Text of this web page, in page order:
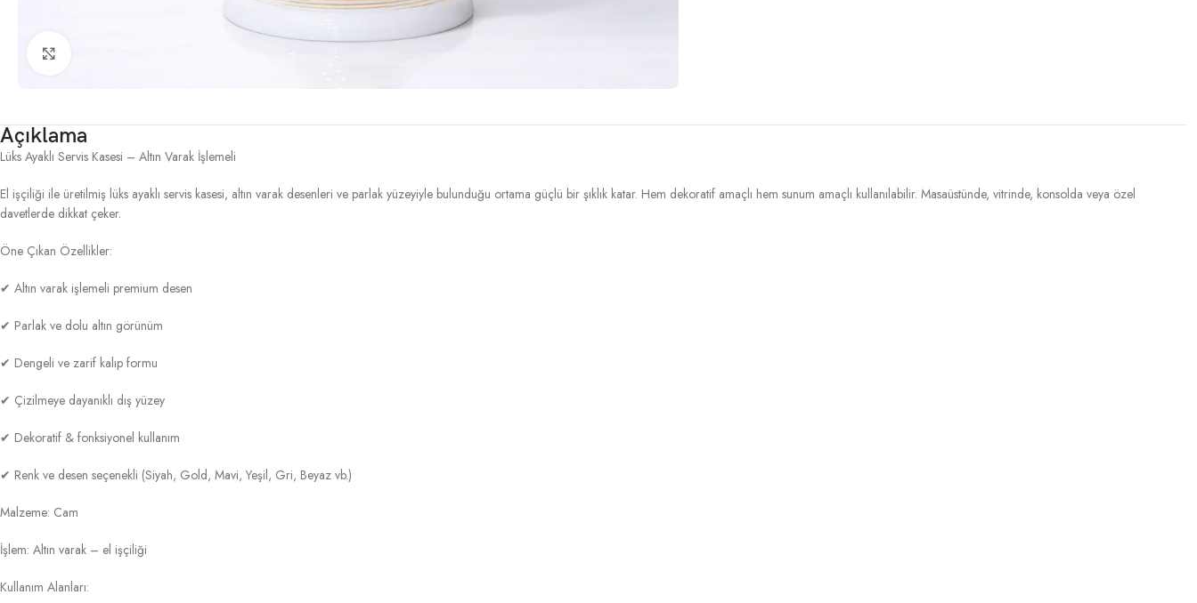
Açıklama
Lüks Ayaklı Servis Kasesi – Altın Varak İşlemeli
El işçiliği ile üretilmiş lüks ayaklı servis kasesi, altın varak desenleri ve parlak yüzeyiyle bulunduğu ortama güçlü bir şıklık katar. Hem dekoratif amaçlı hem sunum amaçlı kullanılabilir. Masaüstünde, vitrinde, konsolda veya özel
davetlerde dikkat çeker.
Öne Çıkan Özellikler:
✔ Altın varak işlemeli premium desen
✔ Parlak ve dolu altın görünüm
✔ Dengeli ve zarif kalıp formu
✔ Çizilmeye dayanıklı dış yüzey
✔ Dekoratif & fonksiyonel kullanım
✔ Renk ve desen seçenekli (Siyah, Gold, Mavi, Yeşil, Gri, Beyaz vb.)
Malzeme: Cam
İşlem: Altın varak – el işçiliği
Kullanım Alanları: